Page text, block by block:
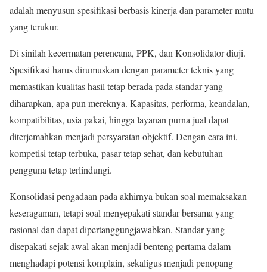
adalah menyusun spesifikasi berbasis kinerja dan parameter mutu
yang terukur.
Di sinilah kecermatan perencana, PPK, dan Konsolidator diuji.
Spesifikasi harus dirumuskan dengan parameter teknis yang
memastikan kualitas hasil tetap berada pada standar yang
diharapkan, apa pun mereknya. Kapasitas, performa, keandalan,
kompatibilitas, usia pakai, hingga layanan purna jual dapat
diterjemahkan menjadi persyaratan objektif. Dengan cara ini,
kompetisi tetap terbuka, pasar tetap sehat, dan kebutuhan
pengguna tetap terlindungi.
Konsolidasi pengadaan pada akhirnya bukan soal memaksakan
keseragaman, tetapi soal menyepakati standar bersama yang
rasional dan dapat dipertanggungjawabkan. Standar yang
disepakati sejak awal akan menjadi benteng pertama dalam
menghadapi potensi komplain, sekaligus menjadi penopang